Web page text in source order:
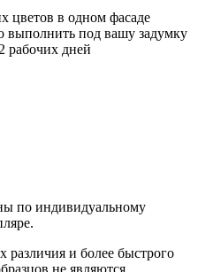
цветов в одном фасаде
выполнить под вашу задумку
рабочих дней
по индивидуальному
и более быстрого
не являются